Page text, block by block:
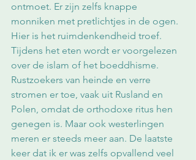
ontmoet. Er zijn zelfs knappe
monniken met pretlichtjes in de ogen.
Hier is het ruimdenkendheid troef.
Tijdens het eten wordt er voorgelezen
over de islam of het boeddhisme.
Rustzoekers van heinde en verre
stromen er toe, vaak uit Rusland en
Polen, omdat de orthodoxe ritus hen
genegen is. Maar ook westerlingen
meren er steeds meer aan. De laatste
keer dat ik er was zelfs opvallend veel